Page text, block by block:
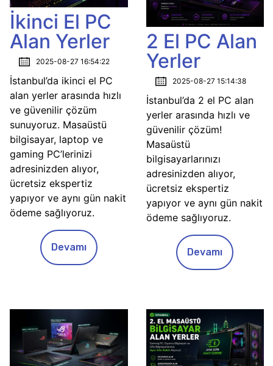
İkinci El PC
Alan Yerler
2025-08-27 16:54:22
İstanbul’da ikinci el PC
alan yerler arasında hızlı
ve güvenilir çözüm
sunuyoruz. Masaüstü
bilgisayar, laptop ve
gaming PC’lerinizi
adresinizden alıyor,
ücretsiz ekspertiz
yapıyor ve aynı gün nakit
ödeme sağlıyoruz.
Devamı
2 El PC Alan
Yerler
2025-08-27 15:14:38
İstanbul’da 2 el PC alan
yerler arasında hızlı ve
güvenilir çözüm!
Masaüstü
bilgisayarlarınızı
adresinizden alıyor,
ücretsiz ekspertiz
yapıyor ve aynı gün nakit
ödeme sağlıyoruz.
Devamı